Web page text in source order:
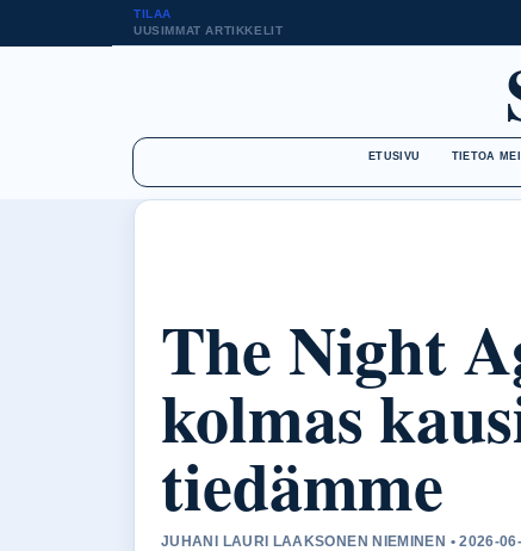
TILAA
UUSIMMAT ARTIKKELIT
ETUSIVU TIETOA
The Night
kolmas
tiedämme
JUHANI LAURI LAAKSONEN NIEMINEN • 2026-